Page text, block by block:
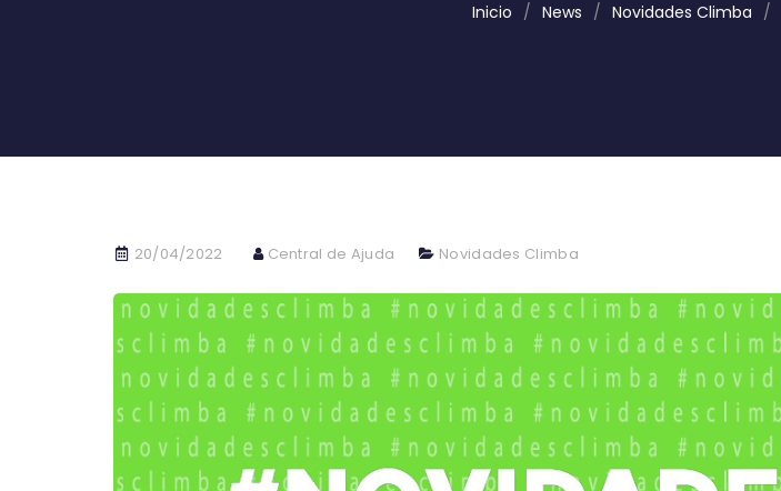
Inicio / News / Novidades Climba /
20/04/2022 Central de Ajuda Novidades Climba